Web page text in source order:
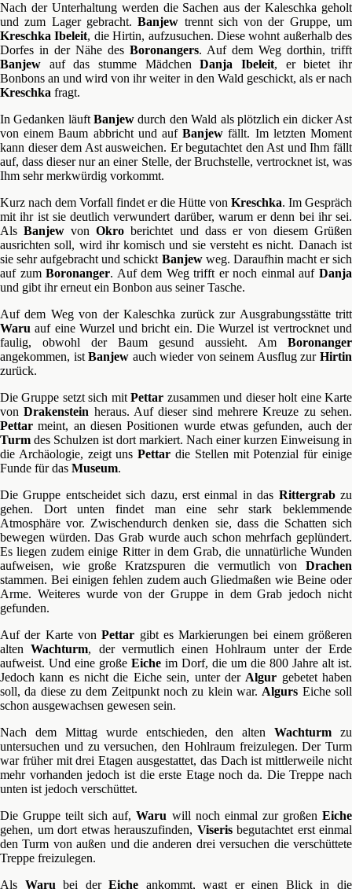
Nach der Unterhaltung werden die Sachen aus der Kaleschka geholt
und zum Lager gebracht.Banjew trennt sich von der Gruppe, um
Kreschka Ibeleit, die Hirtin, aufzusuchen. Diese wohnt außerhalb des
Dorfes in der Nähe des Boronangers. Auf dem Weg dorthin, trifft
Banjew auf das stumme MädchenDanja Ibeleit, er bietet ihr
Bonbons an und wird von ihr weiter in den Wald geschickt, als er nach
Kreschka fragt.
In Gedanken läuftBanjew durch den Wald als plötzlich ein dicker Ast
von einem Baum abbricht und aufBanjew fällt. Im letzten Moment
kann dieser dem Ast ausweichen. Er begutachtet den Ast und Ihm fällt
auf, dass dieser nur an einer Stelle, der Bruchstelle, vertrocknet ist, was
Ihm sehr merkwürdig vorkommt.
Kurz nach dem Vorfall findet er die Hütte von Kreschka. Im Gespräch
mit ihr ist sie deutlich verwundert darüber, warum er denn bei ihr sei.
AlsBanjew vonOkro berichtet und dass er von diesem Grüßen
ausrichten soll, wird ihr komisch und sie versteht es nicht. Danach ist
sie sehr aufgebracht und schickt Banjewweg. Daraufhin macht er sich
auf zumBoronanger. Auf dem Weg trifft er noch einmal aufDanja
und gibt ihr erneut ein Bonbon aus seiner Tasche.
Auf dem Weg von der Kaleschka zurück zur Ausgrabungsstätte tritt
Waru auf eine Wurzel und bricht ein. Die Wurzel ist vertrocknet und
faulig, obwohl der Baum gesund aussieht. Am Boronanger
angekommen, istBanjew auch wieder von seinem Ausflug zurHirtin
zurück.
Die Gruppe setzt sich mitPettar zusammen und dieser holt eine Karte
vonDrakenstein heraus. Auf dieser sind mehrere Kreuze zu sehen.
Pettar meint, an diesen Positionen wurde etwas gefunden, auch der
Turm des Schulzen ist dort markiert. Nach einer kurzen Einweisung in
die Archäologie, zeigt unsPettar die Stellen mit Potenzial für einige
Funde für das Museum.
Die Gruppe entscheidet sich dazu, erst einmal in das Rittergrabzu
gehen. Dort unten findet man eine sehr stark beklemmende
Atmosphäre vor. Zwischendurch denken sie, dass die Schatten sich
bewegen würden. Das Grab wurde auch schon mehrfach geplündert.
Es liegen zudem einige Ritter in dem Grab, die unnatürliche Wunden
aufweisen, wie große Kratzspuren die vermutlich von Drachen
stammen. Bei einigen fehlen zudem auch Gliedmaßen wie Beine oder
Arme. Weiteres wurde von der Gruppe in dem Grab jedoch nicht
gefunden.
Auf der Karte vonPettar gibt es Markierungen bei einem größeren
altenWachturm, der vermutlich einen Hohlraum unter der Erde
aufweist. Und eine große Eiche im Dorf, die um die 800 Jahre alt ist.
Jedoch kann es nicht die Eiche sein, unter der Algur gebetet haben
soll, da diese zu dem Zeitpunkt noch zu klein war. Algurs Eiche soll
schon ausgewachsen gewesen sein.
Nach dem Mittag wurde entschieden, den altenWachturm zu
untersuchen und zu versuchen, den Hohlraum freizulegen. Der Turm
war früher mit drei Etagen ausgestattet, das Dach ist mittlerweile nicht
mehr vorhanden jedoch ist die erste Etage noch da. Die Treppe nach
unten ist jedoch verschüttet.
Die Gruppe teilt sich auf,Waru will noch einmal zur großenEiche
gehen, um dort etwas herauszufinden, Viserisbegutachtet erst einmal
den Turm von außen und die anderen drei versuchen die verschüttete
Treppe freizulegen.
Als Waru bei derEiche ankommt, wagt er einen Blick in die